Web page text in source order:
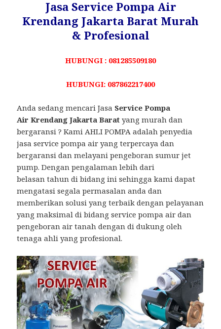
Jasa Service Pompa Air
Krendang Jakarta Barat Murah
& Profesional
HUBUNGI : 081285509180
HUBUNGI: 087862217400
Anda sedang mencari Jasa Service Pompa
Air Krendang Jakarta Barat yang murah dan
bergaransi ? Kami AHLI POMPA adalah penyedia
jasa service pompa air yang terpercaya dan
bergaransi dan melayani pengeboran sumur jet
pump. Dengan pengalaman lebih dari
belasan tahun di bidang ini sehingga kami dapat
mengatasi segala permasalan anda dan
memberikan solusi yang terbaik dengan pelayanan
yang maksimal di bidang service pompa air dan
pengeboran air tanah dengan di dukung oleh
tenaga ahli yang profesional.